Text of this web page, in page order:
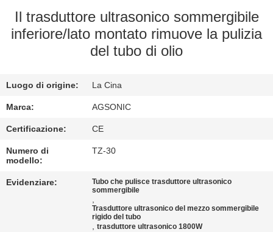
GIRO
CONTROLLO
DI
QUALITÀ
CONTATTICI
Il trasduttore ultrasonico sommergibile
inferiore/lato montato rimuove la pulizia
del tubo di olio
Luogo di origine: La Cina
Marca: AGSONIC
Certificazione: CE
Numero di
modello:
TZ-30
Evidenziare:
Tubo che pulisce trasduttore ultrasonico
sommergibile
,
Trasduttore ultrasonico del mezzo sommergibile
rigido del tubo
,trasduttore ultrasonico 1800W